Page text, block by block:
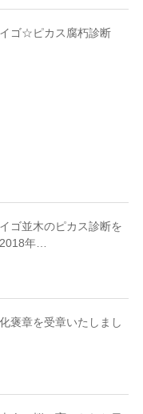
ゴ☆ピカス腐朽診断
ゴ並木のピカス診断を
年…
褒章を受章いたしまし